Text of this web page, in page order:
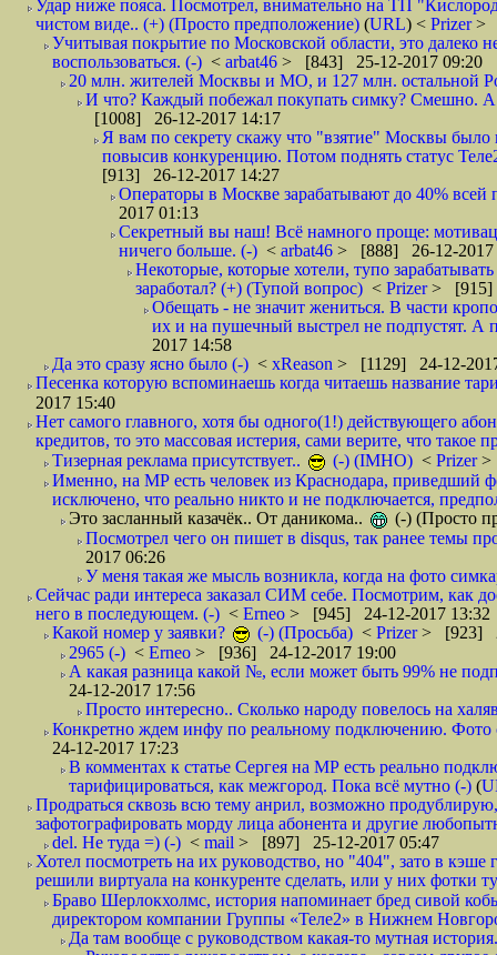
Удар ниже пояса. Посмотрел, внимательно на ТП
чистом виде.. (+) (Просто предположение) (URL) < Prizer>
Учитывая покрытие по Московской области, это далеко
воспользоваться. (-) < arbat46 > [843] 25-12-2017 09:20
20 млн. жителей Москвы и МО, и 127 млн. остальной
И что? Каждый побежал покупать симку? Смешно. А
[1008] 26-12-2017 14:17
Я вам по секрету скажу что "взятие" Москвы
повысив конкуренцию. Потом поднять статус
[913] 26-12-2017 14:27
Операторы в Москве зарабатывают до 40% всей
2017 01:13
Секретный вы наш! Всё намного проще:
ничего больше. (-) < arbat46 > [888] 26-12-2017
Некоторые, которые хотели, тупо
заработал? (+) (Тупой вопрос) < Prizer> [915]
Обещать - не значит жениться. В части
их и на пушечный выстрел не подпустят. А
2017 14:58
Да это сразу ясно было (-) < xReason > [1129] 24-12-
Песенка которую вспоминаешь когда читаешь название
2017 15:40
Нет самого главного, хотя бы одного(1!) действующего
кредитов, то это массовая истерия, сами верите, что такое
Тизерная реклама присутствует..
(-) (IMHO) < Prizer>
Именно, на МР есть человек из Краснодара, приведший
исключено, что реально никто и не подключается,
Это засланный казачёк.. От даникома..
(-) (Просто
Посмотрел чего он пишет в disqus, так ранее темы
2017 06:26
У меня такая же мысль возникла, когда на фото
Сейчас ради интереса заказал СИМ себе. Посмотрим, как
него в последующем. (-) < Erneo > [945] 24-12-2017 13:32
Какой номер у заявки?
(-) (Просьба) < Prizer> [923]
2965 (-) < Erneo > [936] 24-12-2017 19:00
А какая разница какой №, если может быть 99% не
24-12-2017 17:56
Просто интересно.. Сколько народу повелось на
Конкретно ждем инфу по реальному подключению. Фото
24-12-2017 17:23
В комментах к статье Сергея на МР есть реально
тарифицироваться, как межгород. Пока всё мутно (-) (
Продраться сквозь всю тему анрил, возможно
зафотографировать морду лица абонента и другие
del. Не туда =) (-) < mail > [897] 25-12-2017 05:47
Хотел посмотреть на их руководство, но "404", зато в
решили виртуала на конкуренте сделать, или у них фотки
Браво Шерлокхолмс, история напоминает бред сивой
директором компании Группы «Теле2» в Нижнем
Да там вообще с руководством какая-то мутная